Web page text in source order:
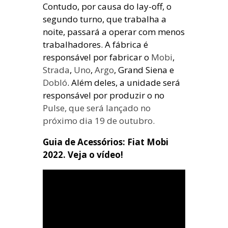
Contudo, por causa do lay-off, o
segundo turno, que trabalha a
noite, passará a operar com menos
trabalhadores. A fábrica é
responsável por fabricar o Mobi,
Strada, Uno, Argo, Grand Siena e
Dobló. Além deles, a unidade será
responsável por produzir o no
Pulse, que será lançado no
próximo dia 19 de outubro.
Guia de Acessórios: Fiat Mobi
2022. Veja o vídeo!